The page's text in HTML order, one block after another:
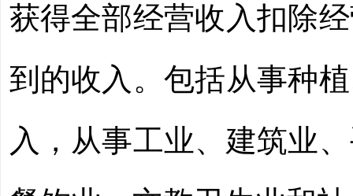
获得全部经营收入扣除
到的收入。包括从事种
入，从事工业、建筑业